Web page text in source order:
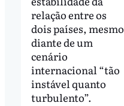
relação entre os
dois países, mesmo
diante de um
cenário
internacional “tão
instável quanto
turbulento”.